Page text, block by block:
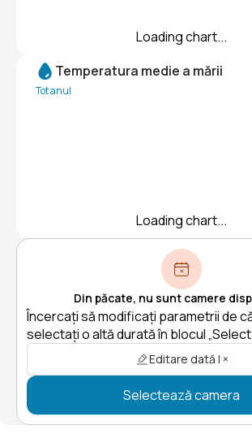
Loading chart...
Temperatura medie a mării
Tot anul
Loading chart...
Din păcate, nu sunt camere
Încercați să modificați parametrii de
selectați o altă durată în blocul
Editare dată | ×
Selectează camera